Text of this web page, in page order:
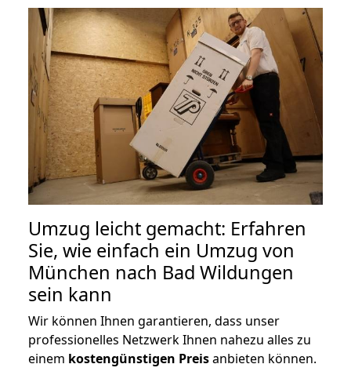
Umzug leicht gemacht: Erfahren
Sie, wie einfach ein Umzug von
München nach Bad Wildungen
sein kann
Wir können Ihnen garantieren, dass unser
professionelles Netzwerk Ihnen nahezu alles zu
einem kostengünstigen Preisanbieten können.